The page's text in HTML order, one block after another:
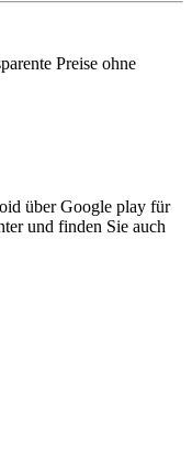
Preise ohne
über Google play für
und finden Sie auch